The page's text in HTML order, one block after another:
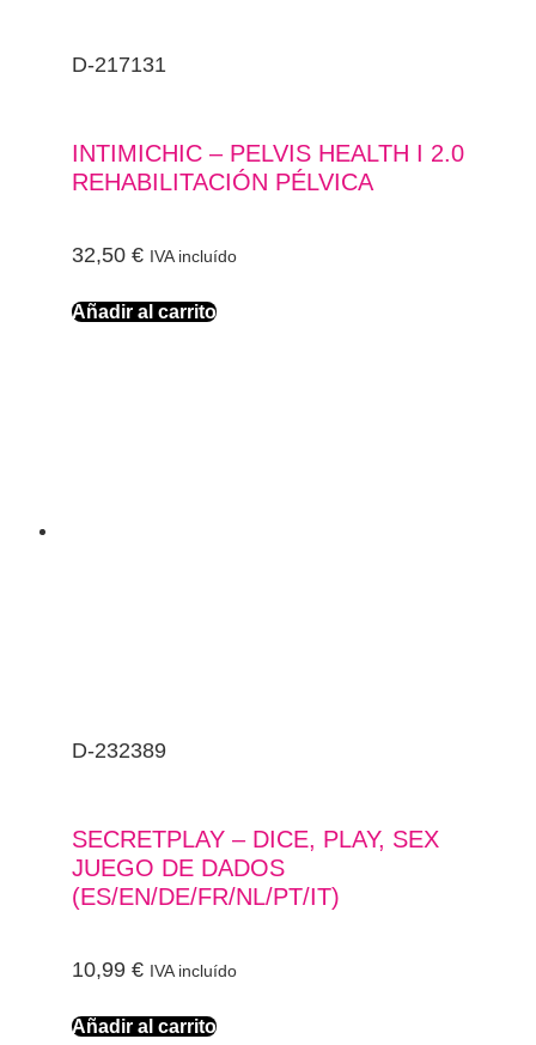
D-217131
INTIMICHIC – PELVIS HEALTH I 2.0
REHABILITACIÓN PÉLVICA
32,50 € IVA incluído
Añadir al carrito
D-232389
SECRETPLAY – DICE, PLAY, SEX
JUEGO DE DADOS
(ES/EN/DE/FR/NL/PT/IT)
10,99 € IVA incluído
Añadir al carrito